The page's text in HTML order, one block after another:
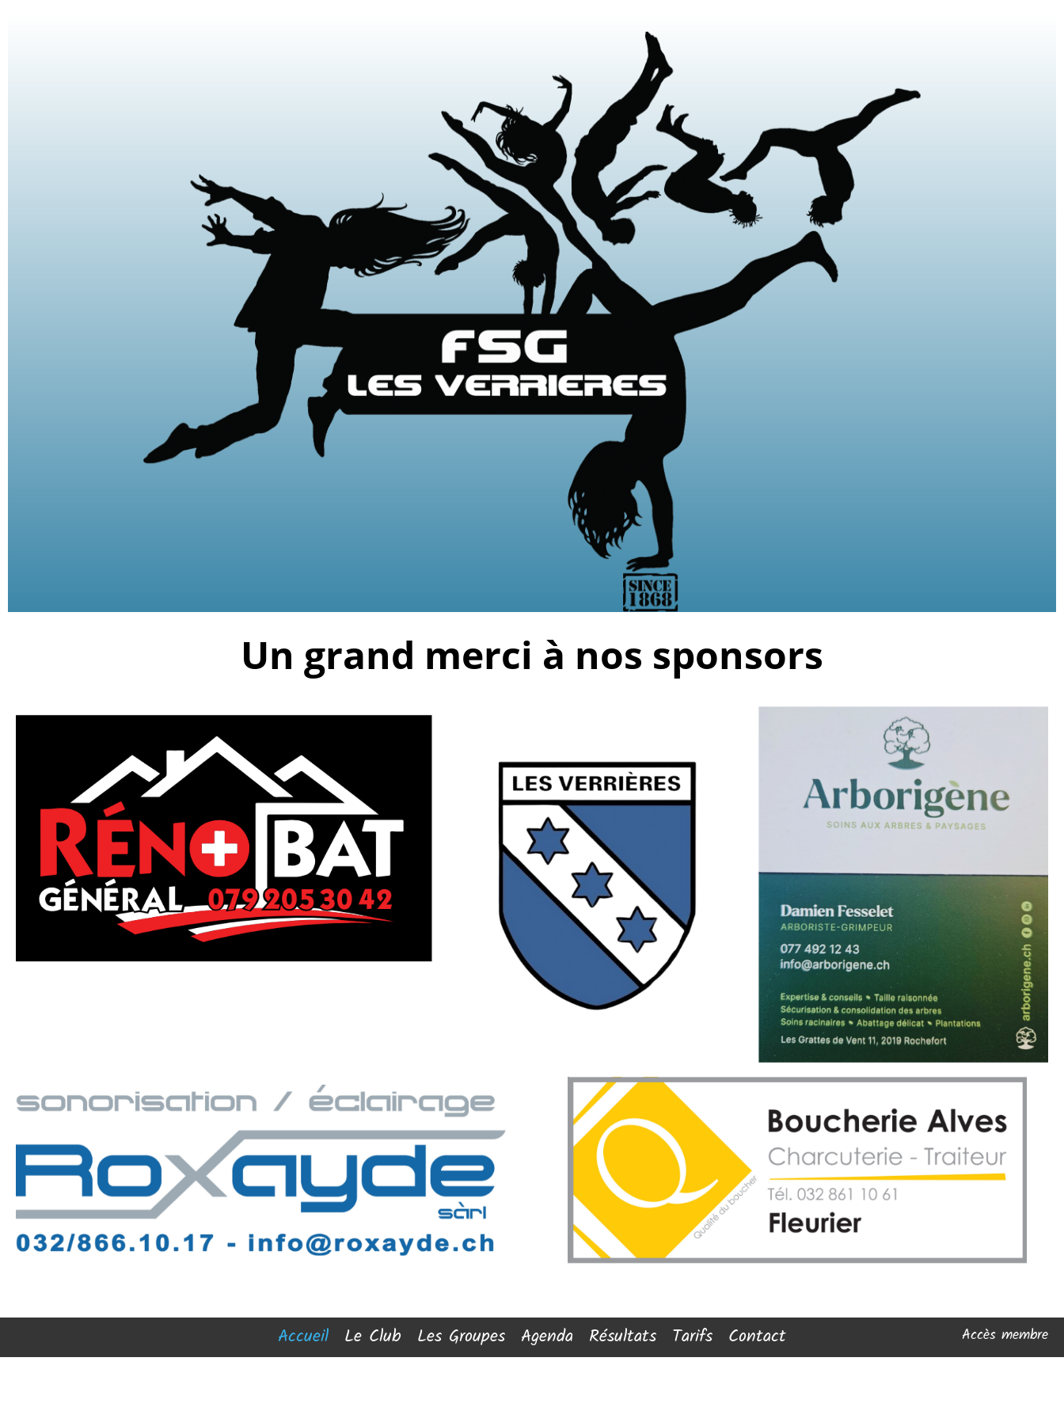
Un grand merci à nos sponsors
Accueil Le Club Les Groupes Agenda Résultats Tarifs Contact Accès membre